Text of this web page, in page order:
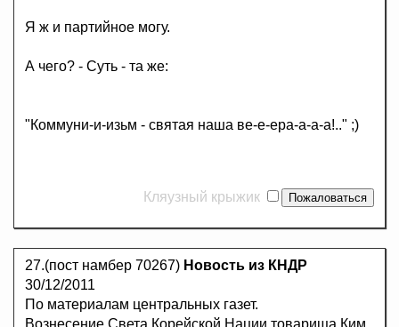
Я ж и партийное могу.
А чего? - Суть - та же:
"Коммуни-и-изьм - святая наша ве-е-ера-а-а-а!.." ;)
Кляузный крыжик
27.(пост намбер 70267) Новость из КНДР
30/12/2011
По материалам центральных газет.